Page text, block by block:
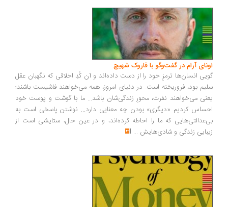
آرام در گفت‌وگو با فاروک شهیچ‭
انسان‌ها ترمزِ خود را از دست داده‌اند و آن کُدِ اخلاقی که نگهبان عقل
بود، فروریخته است. در دنیای امروز، همه می‌خواهند فاشیست باشند؛
می‌خواهند نفرت، محورِ زندگی‌شان باشد... ما با گوشت و پوست خود
کردیم «دیگری» بودن چه معنایی دارد... نوشتن پاسخی است به
که ما را احاطه کرده‌اند، و در عین حال، ستایشی است از
زندگی و شادی‌هایش...